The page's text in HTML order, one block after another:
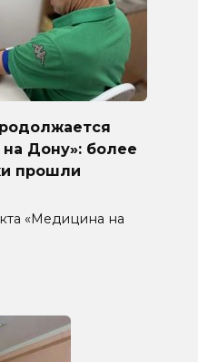
Дону»: более
прошли
«Медицина на